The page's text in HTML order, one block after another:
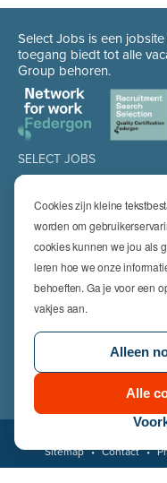
Cookies zijn kleine
worden om
cookies kunnen we jou als
leren hoe we onze
behoeften. Ga je voor een
vakjes aan.
Alleen
Alle
Select Jobs is een
toegang biedt tot alle
Group behoren.
SELECT JOBS
Jobs
Job alert
SPECIALISATIES
Technics
High Technics & Engineering
Logistics
Finance & Insurance
Office
HR & Legal
Sitemap • Contact •